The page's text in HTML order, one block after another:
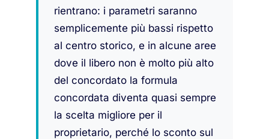
rientrano: i parametri saranno
semplicemente più bassi rispetto
al centro storico, e in alcune aree
dove il libero non è molto più alto
del concordato la formula
concordata diventa quasi sempre
la scelta migliore per il
proprietario, perché lo sconto sul